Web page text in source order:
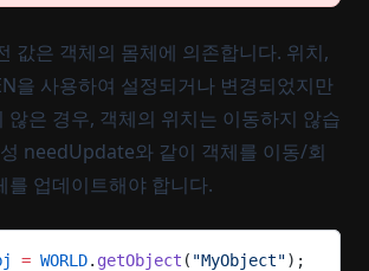
값은 객체의 몸체에 의존합니다. 위치,
을 사용하여 설정되거나 변경되었지만
않은 경우, 객체의 위치는 이동하지 않습
needUpdate와 같이 객체를 이동/회
를 업데이트해야 합니다.
= WORLD. getObject ( "MyObject");